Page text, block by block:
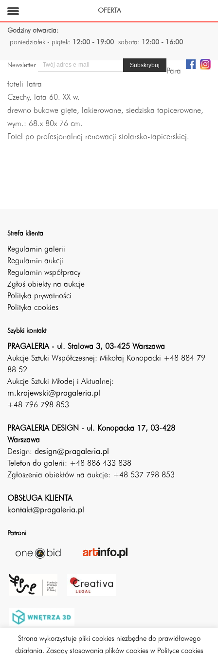
Godziny otwarcia:
poniedziałek - piątek:
12:00 - 19:00 sobota: 12:00 - 16:00
Newsletter
Para
foteli Tatra
Czechy, lata 60. XX w.
drewno bukowe gięte, lakierowane, siedziska tapicerowane,
wym.: 68.x 80x 76 cm.
Fotel po profesjonalnej renowacji stolarsko-tapicerskiej.
Strefa klienta
Regulamin galerii
Regulamin aukcji
Regulamin współpracy
Zgłoś obiekty na aukcje
Polityka prywatności
Polityka cookies
Szybki kontakt
PRAGALERIA - ul. Stalowa 3, 03-425 Warszawa
Aukcje Sztuki Współczesnej: Mikołaj Konopacki +48 884 79
88 52
Aukcje Sztuki Młodej i Aktualnej:
m.krajewski@pragaleria.pl
+48 796 798 853
PRAGALERIA DESIGN - ul. Konopacka 17, 03-428
Warszawa
Design: design@pragaleria.pl
Telefon do galerii: +48 886 433 838
Zgłoszenia obiektów na aukcje: +48 537 798 853
OBSŁUGA KLIENTA
kontakt@pragaleria.pl
Patroni
Strona wykorzystuje pliki cookies niezbędne do prawidłowego
działania. Zasady stosowania plików cookies w Polityce cookies
OFERTA